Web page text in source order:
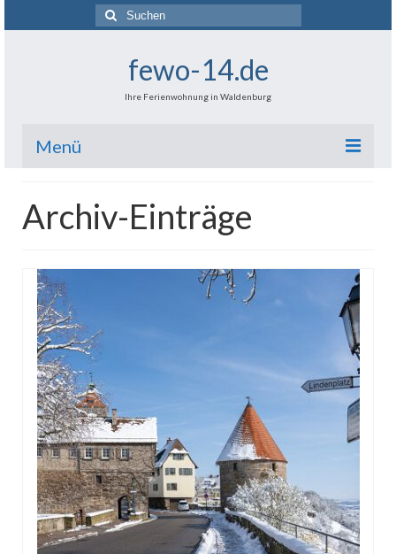
Suchen
nach:
fewo-14.de
Ihre Ferienwohnung in Waldenburg
Menü
Die Wohnung (Bilder)
Preise & freie Termine
Ausstattung, Infos & Optionen
Archiv-Einträge